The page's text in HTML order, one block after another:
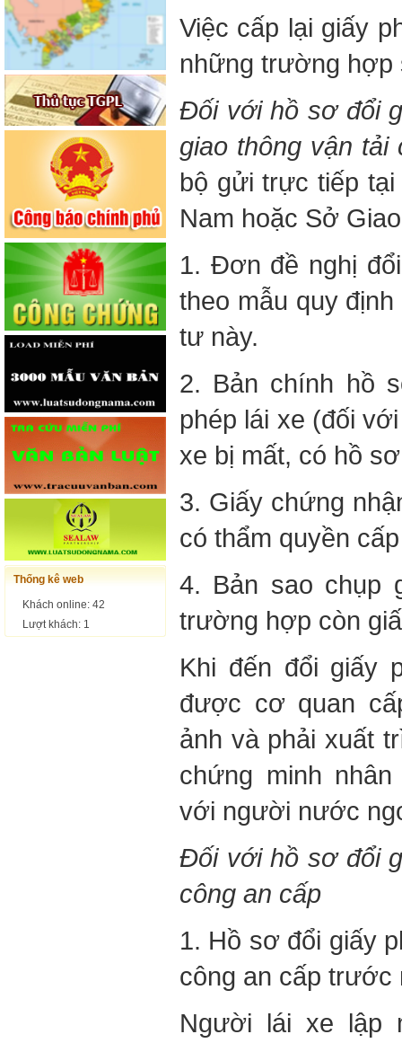
Thống kê web
Khách online: 42
Lượt khách: 1
Việc cấp lại giấy
những trường hợp
Đối với hồ sơ đổi
giao thông vận tải
bộ gửi trực tiếp
Nam hoặc Sở
1. Đơn đề nghị
theo mẫu quy
tư này.
2. Bản chính hồ
phép lái xe (đối
xe bị mất, có hồ
3. Giấy chứng
có thẩm quyền
4. Bản sao chụp
trường hợp còn
Khi đến đổi giấy
được cơ quan
ảnh và phải xuất
chứng minh
với người nước
Đối với hồ sơ đổi
công an cấp
1. Hồ sơ đổi giấy
công an cấp trước
Người lái xe lập